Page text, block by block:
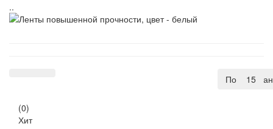
..
15
По
(0)
Хит